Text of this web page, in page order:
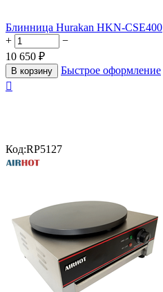
Блинница Hurakan HKN-CSE400
+
−
10 650 ₽
В корзину
Быстрое оформление

Код:RP5127